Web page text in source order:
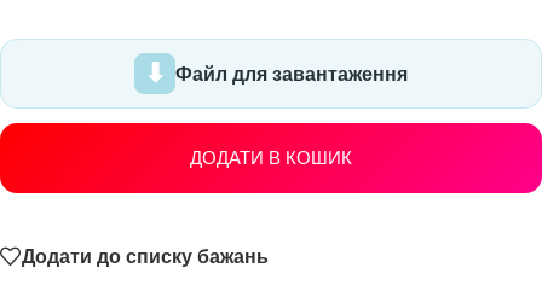
Файл для завантаження
ДОДАТИ В КОШИК
Додати до списку бажань